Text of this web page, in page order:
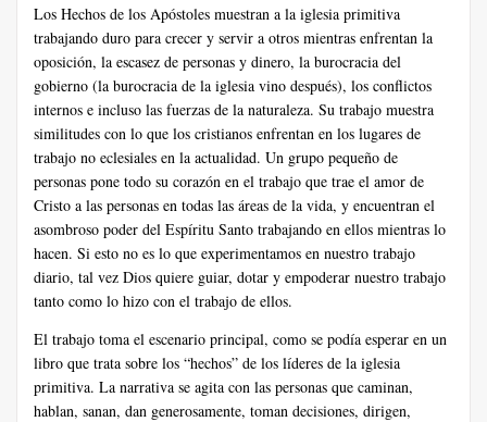
Los Hechos de los Apóstoles muestran a la iglesia primitiva
trabajando duro para crecer y servir a otros mientras enfrentan la
oposición, la escasez de personas y dinero, la burocracia del
gobierno (la burocracia de la iglesia vino después), los conflictos
internos e incluso las fuerzas de la naturaleza. Su trabajo muestra
similitudes con lo que los cristianos enfrentan en los lugares de
trabajo no eclesiales en la actualidad. Un grupo pequeño de
personas pone todo su corazón en el trabajo que trae el amor de
Cristo a las personas en todas las áreas de la vida, y encuentran el
asombroso poder del Espíritu Santo trabajando en ellos mientras lo
hacen. Si esto no es lo que experimentamos en nuestro trabajo
diario, tal vez Dios quiere guiar, dotar y empoderar nuestro trabajo
tanto como lo hizo con el trabajo de ellos.
El trabajo toma el escenario principal, como se podía esperar en un
libro que trata sobre los “hechos” de los líderes de la iglesia
primitiva. La narrativa se agita con las personas que caminan,
hablan, sanan, dan generosamente, toman decisiones, dirigen,